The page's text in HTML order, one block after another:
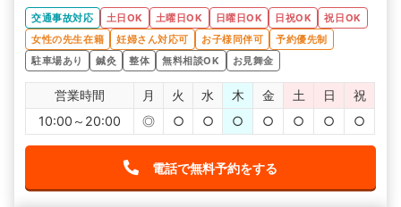
交通事故対応 土日OK 土曜日OK 日曜日OK 日祝OK
祝日OK
女性の先生在籍
妊婦さん対応可 お子様同伴可
予約優先制
駐車場あり
鍼灸 整体 無料相談OK お見舞金
営業時間 月 火 水 木 金 土 日
祝
10:00～20:00
◎ ○ ○ ○ ○ ○ ○ ○
電話で無料予約をする